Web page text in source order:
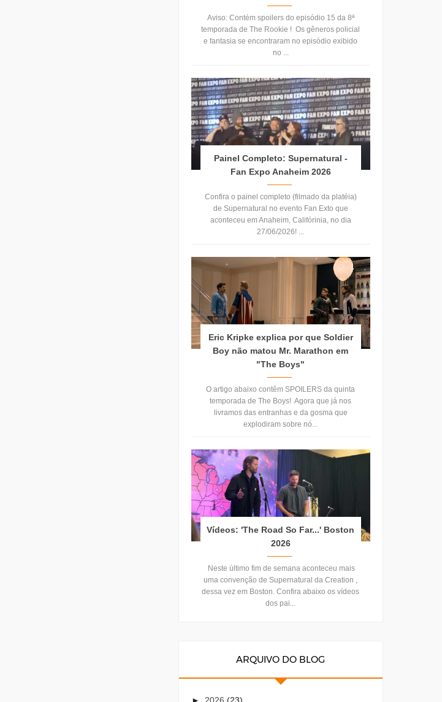
Aviso: Contém spoilers do episódio 15 da 8ª
temporada de The Rookie ! Os gêneros policial
e fantasia se encontraram no episódio exibido
no ...
Painel Completo: Supernatural -
Fan Expo Anaheim 2026
Confira o painel completo (filmado da platéia)
de Supernatural no evento Fan Exto que
aconteceu em Anaheim, Califórinia, no dia
27/06/2026! ...
Eric Kripke explica por que Soldier
Boy não matou Mr. Marathon em
"The Boys"
O artigo abaixo contêm SPOILERS da quinta
temporada de The Boys! Agora que já nos
livramos das entranhas e da gosma que
explodiram sobre nó...
Vídeos: 'The Road So Far...' Boston
2026
Neste último fim de semana aconteceu mais
uma convenção de Supernatural da Creation ,
dessa vez em Boston. Confira abaixo os vídeos
dos pai...
ARQUIVO DO BLOG
► 2026 (23)